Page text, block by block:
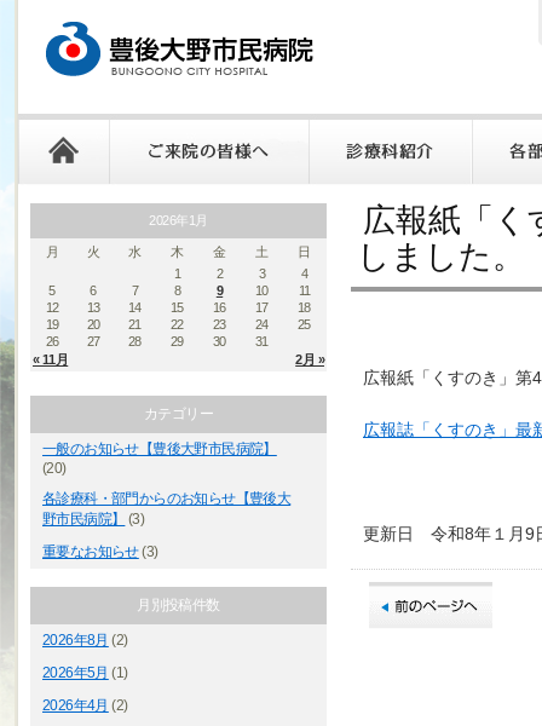
2026年1月
月 火 水 木 金 土 日
« 11月 2月 »
1 2 3
4
5
6 7 8 9 10
11
12
13 14 15 16 17
18
19
20 21 22 23 24
25
26
27 28 29 30 31
カテゴリー
一般のお知らせ【豊後大野市民病院】
(20)
各診療科・部門からのお知らせ【豊後大
野市民病院】
(3)
重要なお知らせ(3)
月別投稿件数
2026年8月 (2)
2026年5月 (1)
2026年4月 (2)
広報紙「く
しました。
広報紙「くすのき」第
広報誌「くすのき」最
更新日 令和8年１月9